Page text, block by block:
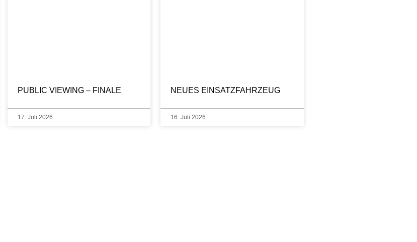
PUBLIC VIEWING – FINALE
17. Juli 2026
NEUES EINSATZFAHRZEUG
16. Juli 2026